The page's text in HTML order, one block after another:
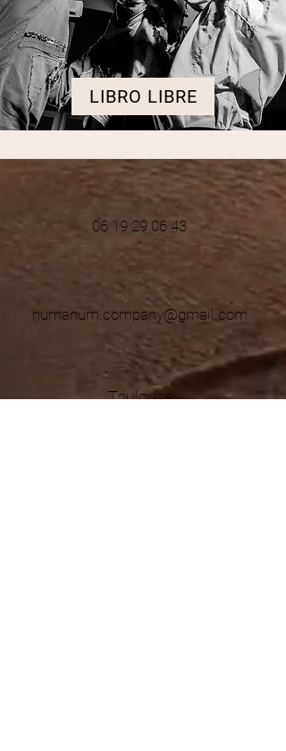
LIBRO LIBRE
06 19 29 06 43
humanum.company@gmail.com
Toulouse